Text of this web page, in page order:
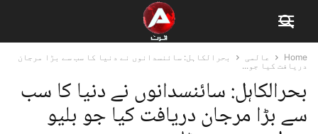
Home عالمی
بحرالکاہل: سائنسدانوں نے دنیا کا سب سے بڑا مرجان
دریافت کیا جو...
بحرالکاہل: سائنسدانوں نے دنیا کا سب
سے بڑا مرجان دریافت کیا جو بلیو